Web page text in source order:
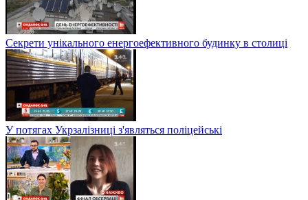
Секрети унікального енергоефективного будинку в столиці
У потягах Укрзалізниці з'являться поліцейські